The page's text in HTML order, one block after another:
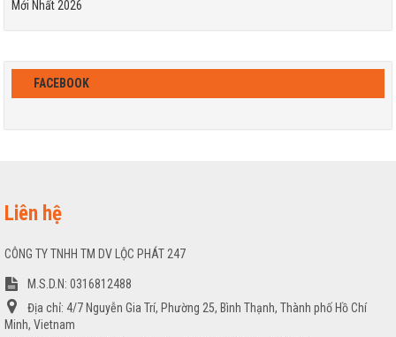
FACEBOOK
Liên hệ
CÔNG TY TNHH TM DV LỘC PHÁT 247
M.S.D.N: 0316812488
Địa chỉ: 4/7 Nguyễn Gia Trí, Phường 25, Bình Thạnh, Thành phố Hồ Chí
Minh, Vietnam